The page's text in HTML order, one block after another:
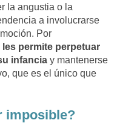
la angustia o la
a involucrarse
Por
permite perpetuar
infancia y mantenerse
que es el único que
imposible?